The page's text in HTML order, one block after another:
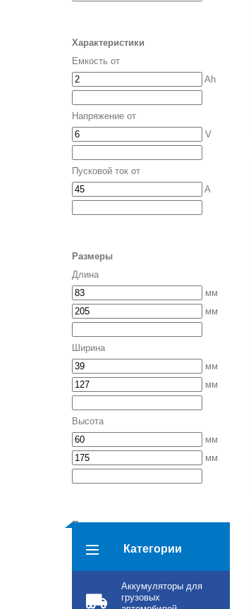
Характеристики
Емкость от
Ah
Напряжение от
V
Пусковой ток от
A
Размеры
Длина
мм
мм
Ширина
мм
мм
Высота
мм
мм
Полярность
обратнаяКатегории
Аккумуляторы для
грузовых